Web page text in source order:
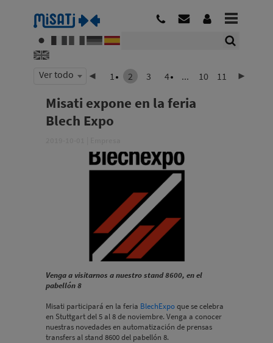
Ver todo 1 2 3 4 ... 10 11
Misati expone en la feria
Blech Expo
Venga a visitarnos a nuestro stand 8600, en el
pabellón 8
Misati participará en la feria BlechExpoque se celebra
en Stuttgart del 5 al 8 de noviembre. Venga a conocer
nuestras novedades en automatización de prensas
transfers al stand 8600 del pabellón 8.